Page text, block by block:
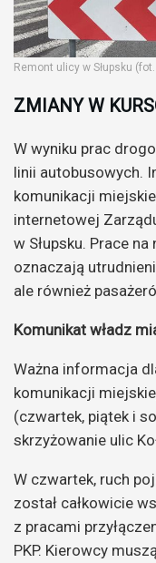
Remont ulicy w Słupsku
ZMIANY W
W wyniku prac
linii autobusowych.
komunikacji
internetowej
w Słupsku. Prace
oznaczają
ale również
Komunikat władz
Ważna informacja
komunikacji
(czwartek, piątek i
skrzyżowanie ulic
W czwartek, ruch
został całkowicie
z pracami
PKP. Kierowcy